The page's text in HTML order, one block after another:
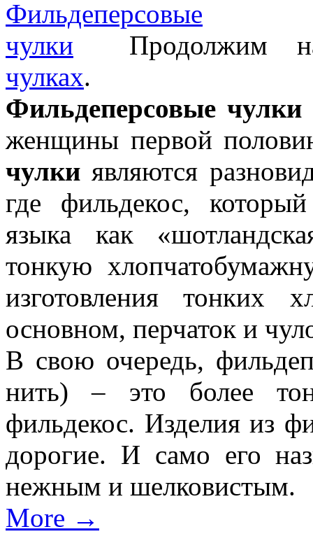
Продолжим
чулках.
Фильдеперсовые чулки
женщины первой
чулки являются
где фильдекос,
языка как
тонкую
изготовления тонких
основном, перчаток и
В свою очередь,
нить) – это более
фильдекос. Изделия из
дорогие. И само его
нежным и шелковистым.
More →